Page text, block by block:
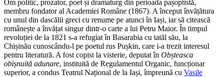
Om politic, prozator, poet și dramaturg din perioada pașoptistă,
membru fondator al Academiei Române (1867). A început învățătura
cu unul din dascălii greci cu renume pe atunci în Iași, iar să citească
românește a învățat singur dintr-o carte a lui Petru Maior. În timpul
revoluției de la 1821 s-a refugiat în Basarabia cu tatăl său, la
Chișinău cunoscându-l pe poetul rus Pușkin, care i-a trezit interesul
pentru literatură. A fost copist la visterie, deputat în Obșteasca
obișnuită adunare, instituită de Regulamentul Organic, funcționar
superior, a condus Teatrul Național de la Iași, împreună cu Vasile